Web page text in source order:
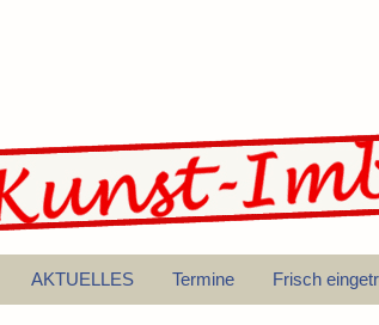
AKTUELLES Termine Frisch